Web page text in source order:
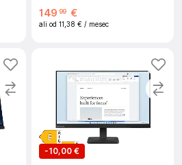
149 99 €
ali od 11,38 € / mesec
-10,00 €